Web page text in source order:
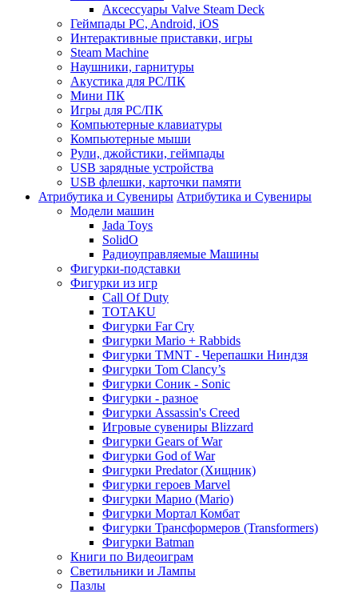
Аксессуары Valve Steam Deck
Геймпады PC, Android, iOS
Интерактивные приставки, игры
Steam Machine
Наушники, гарнитуры
Акустика для PC/ПК
Мини ПК
Игры для PC/ПК
Компьютерные клавиатуры
Компьютерные мыши
Рули, джойстики, геймпады
USB зарядные устройства
USB флешки, карточки памяти
Атрибутика и Сувениры Атрибутика и Сувениры
Модели машин
Jada Toys
SolidO
Радиоуправляемые Машины
Фигурки-подставки
Фигурки из игр
Call Of Duty
TOTAKU
Фигурки Far Cry
Фигурки Mario + Rabbids
Фигурки TMNT - Черепашки Ниндзя
Фигурки Tom Clancy’s
Фигурки Соник - Sonic
Фигурки - разное
Фигурки Assassin's Creed
Игровые сувениры Blizzard
Фигурки Gears of War
Фигурки God of War
Фигурки Predator (Хищник)
Фигурки героев Marvel
Фигурки Марио (Mario)
Фигурки Мортал Комбат
Фигурки Трансформеров (Transformers)
Фигурки Batman
Книги по Видеоиграм
Светильники и Лампы
Пазлы